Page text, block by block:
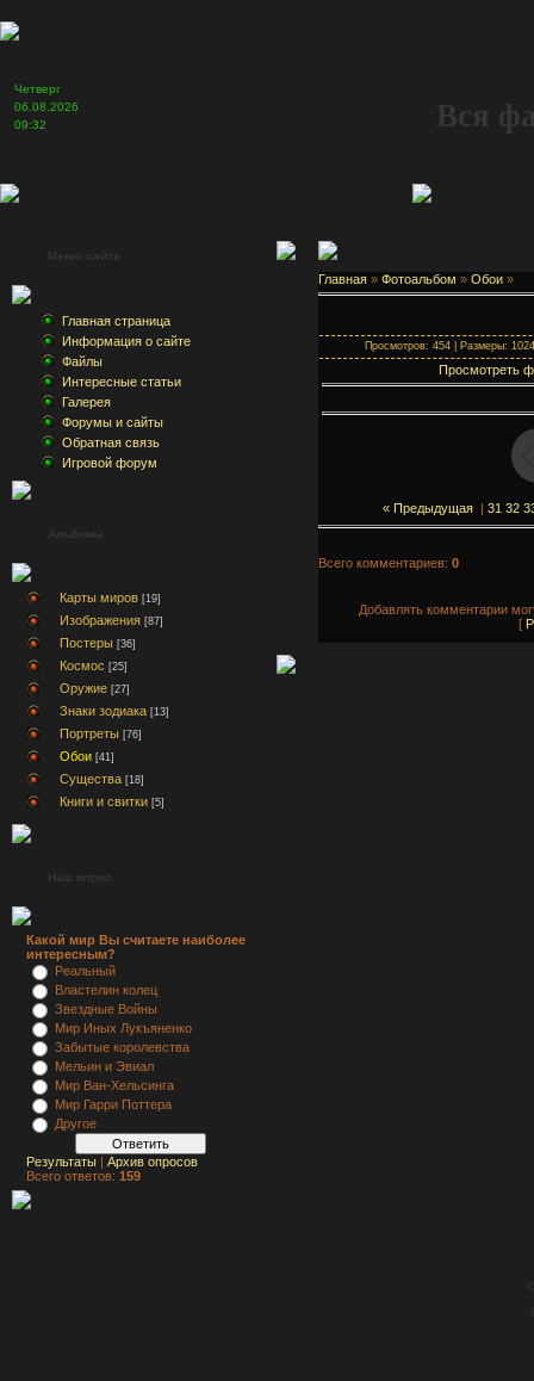
Четверг
06.08.2026
09:32
Вся
Меню сайта
Главная страница
Информация о сайте
Файлы
Интересные статьи
Галерея
Форумы и сайты
Обратная связь
Игровой форум
Альбомы
Карты миров [19]
Изображения [87]
Постеры [36]
Космос [25]
Оружие [27]
Знаки зодиака [13]
Портреты [76]
Обои [41]
Существа [18]
Книги и свитки [5]
Наш опрос
Какой мир Вы считаете наиболее
интересным?
Реальный
Властелин колец
Звездные Войны
Мир Иных Лукъяненко
Забытые королевства
Мельин и Эвиал
Мир Ван-Хельсинга
Мир Гарри Поттера
Другое
Результаты | Архив опросов
Всего ответов: 159
Главная » Фотоальбом » Обои »
Просмотров: 454 | Размеры:
Просмотреть
« Предыдущая | 31 32
Всего комментариев: 0
Добавлять комментарии
[